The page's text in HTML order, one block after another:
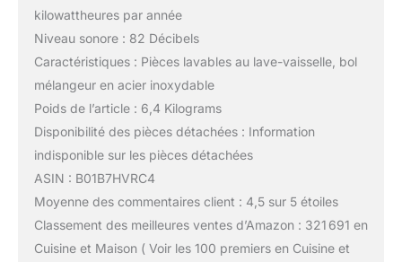
kilowattheures par année
Niveau sonore : 82 Décibels
Caractéristiques : Pièces lavables au lave-vaisselle, bol
mélangeur en acier inoxydable
Poids de l’article : 6,4 Kilograms
Disponibilité des pièces détachées : Information
indisponible sur les pièces détachées
ASIN : B01B7HVRC4
Moyenne des commentaires client : 4,5 sur 5 étoiles
Classement des meilleures ventes d’Amazon : 321 691 en
Cuisine et Maison ( Voir les 100 premiers en Cuisine et